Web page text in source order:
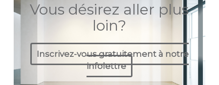
Vous désirez aller plus
loin?
Inscrivez-vous gratuitement à notre
infolettre